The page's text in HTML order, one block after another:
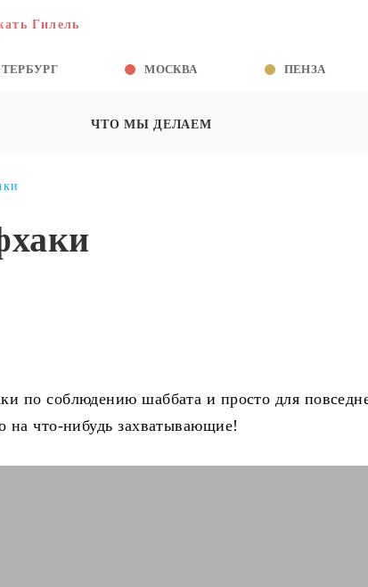
Гилель
МОСКВА ПЕНЗА
ЧТО МЫ ДЕЛАЕМ
по соблюдению шаббата и просто для
на что-нибудь захватывающие!